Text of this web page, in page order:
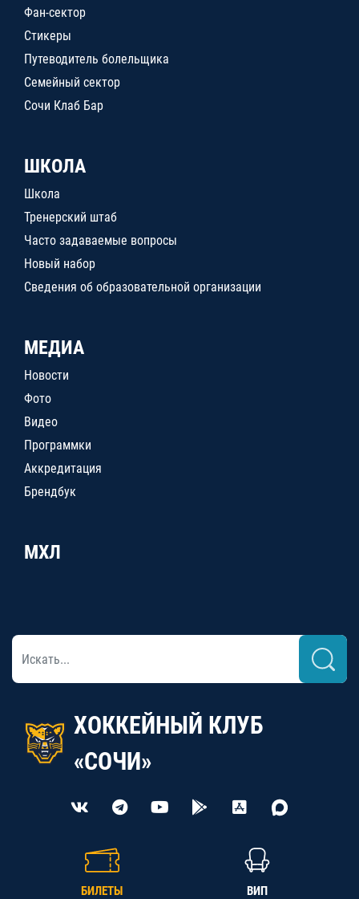
Фан-сектор
Стикеры
Путеводитель болельщика
Семейный сектор
Сочи Клаб Бар
ШКОЛА
Школа
Тренерский штаб
Часто задаваемые вопросы
Новый набор
Сведения об образовательной организации
МЕДИА
Новости
Фото
Видео
Программки
Аккредитация
Брендбук
МХЛ
ХОККЕЙНЫЙ КЛУБ
«СОЧИ»
БИЛЕТЫ ВИП